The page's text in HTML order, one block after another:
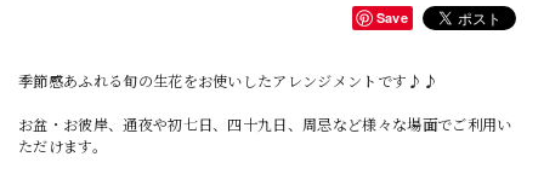
Save
季節感あふれる旬の生花をお使いしたアレンジメントです♪♪
お盆・お彼岸、通夜や初七日、四十九日、周忌など様々な場面でご利用い
ただけます。